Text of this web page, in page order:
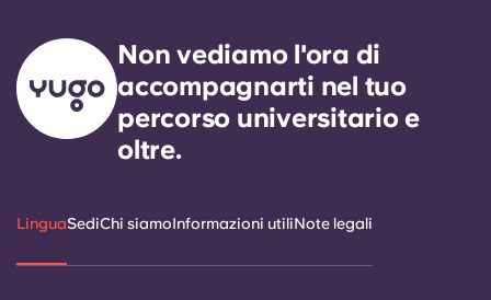
Non vediamo l'ora di
accompagnarti nel tuo
percorso universitario e
oltre.
LinguaSediChi siamoInformazioni utiliNote legali